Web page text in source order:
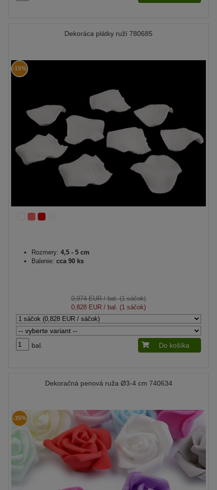
Dekoráca plátky ruží 780685
-15%
Rozmery: 4,5 - 5 cm
Balenie: cca 90 ks
0,974 EUR/ bal. (1 sáčok)
0,828 EUR / bal. (1 sáčok)
bal. Do košíka
Dekoračná penová ruža Ø3-4 cm 740634
-35%